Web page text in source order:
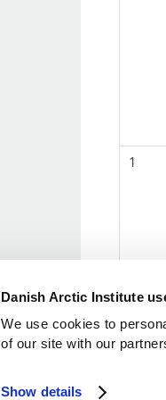
Danish Arctic Institute
We use cookies to
of our site with our
Show details
1